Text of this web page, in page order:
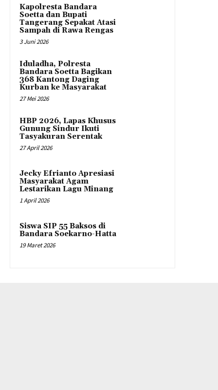
Kapolresta Bandara
Soetta dan Bupati
Tangerang Sepakat Atasi
Sampah di Rawa Rengas
3 Juni 2026
Iduladha, Polresta
Bandara Soetta Bagikan
368 Kantong Daging
Kurban ke Masyarakat
27 Mei 2026
HBP 2026, Lapas Khusus
Gunung Sindur Ikuti
Tasyakuran Serentak
27 April 2026
Jecky Efrianto Apresiasi
Masyarakat Agam
Lestarikan Lagu Minang
1 April 2026
Siswa SIP 55 Baksos di
Bandara Soekarno-Hatta
19 Maret 2026